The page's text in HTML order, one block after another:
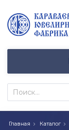
Главная Каталог